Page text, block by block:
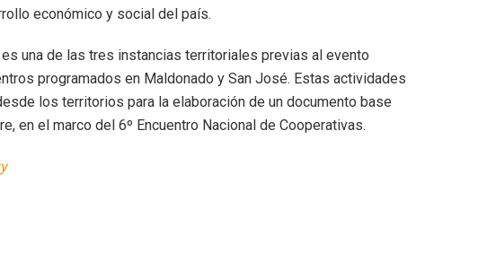
económico y social del país.
una de las tres instancias territoriales previas al evento
programados en Maldonado y San José. Estas actividades
los territorios para la elaboración de un documento base
en el marco del 6º Encuentro Nacional de Cooperativas.